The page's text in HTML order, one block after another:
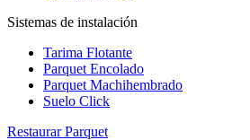
Sistemas de instalación
Tarima Flotante
Parquet Encolado
Parquet Machihembrado
Suelo Click
Restaurar Parquet